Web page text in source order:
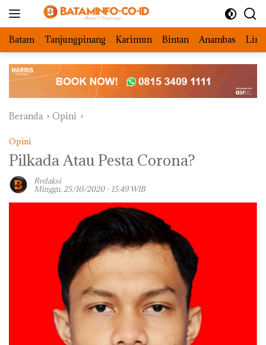
Batam Tanjungpinang Karimun Bintan Anambas
Beranda Opini
Opini
Pilkada Atau Pesta Corona?
Redaksi
Minggu, 25/10/2020 - 15:49 WIB